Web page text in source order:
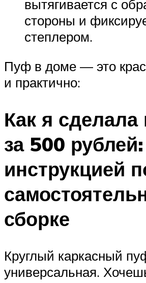
вытягивается с
стороны и
степлером.
Пуф в доме — это
и практично:
Как я
за 500
инструкцией
сборке
Круглый каркасный
универсальная.